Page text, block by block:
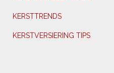
KERSTTRENDS
KERSTVERSIERING TIPS